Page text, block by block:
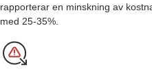
rapporterar en minskning av
med 25-35%.